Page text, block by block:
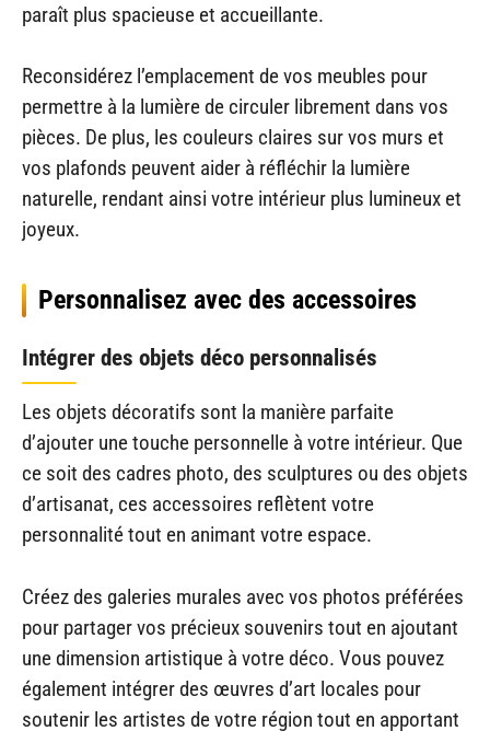
paraît plus spacieuse et accueillante.
Reconsidérez l’emplacement de vos meubles pour
permettre à la lumière de circuler librement dans vos
pièces. De plus, les couleurs claires sur vos murs et
vos plafonds peuvent aider à réfléchir la lumière
naturelle, rendant ainsi votre intérieur plus lumineux et
joyeux.
Personnalisez avec des accessoires
Intégrer des objets déco personnalisés
Les objets décoratifs sont la manière parfaite
d’ajouter une touche personnelle à votre intérieur. Que
ce soit des cadres photo, des sculptures ou des objets
d’artisanat, ces accessoires reflètent votre
personnalité tout en animant votre espace.
Créez des galeries murales avec vos photos préférées
pour partager vos précieux souvenirs tout en ajoutant
une dimension artistique à votre déco. Vous pouvez
également intégrer des œuvres d’art locales pour
soutenir les artistes de votre région tout en apportant